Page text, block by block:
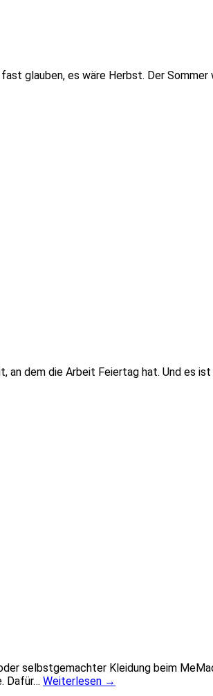
glauben, es wäre Herbst. Der Sommer
dem die Arbeit Feiertag hat. Und es
selbstgemachter Kleidung beim
Dafür… Weiterlesen →